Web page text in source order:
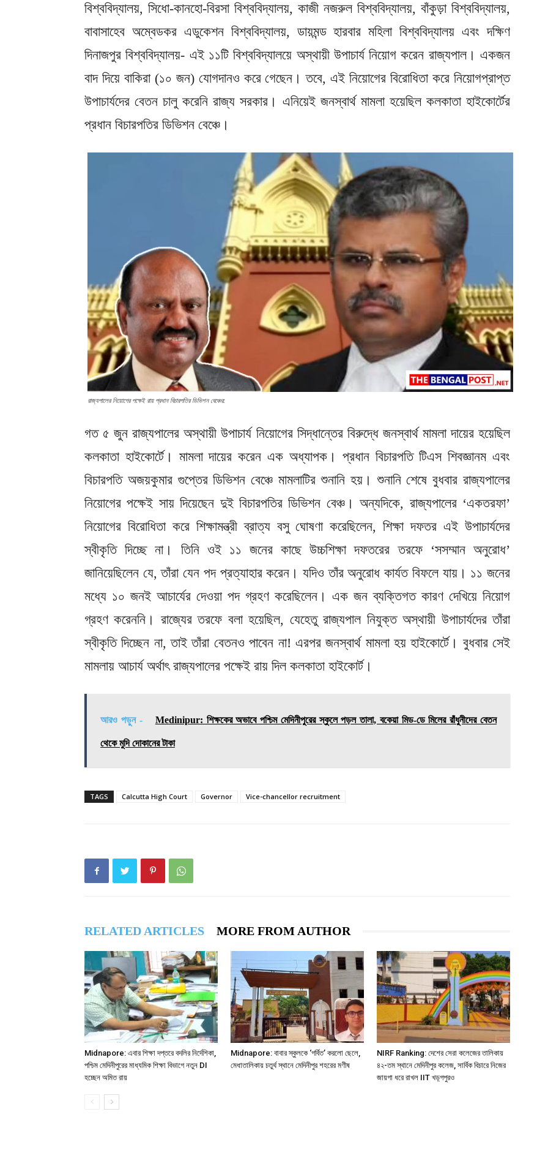
বিশ্ববিদ্যালয়, সিধো-কানহো-বিরসা বিশ্ববিদ্যালয়, কাজী নজরুল বিশ্ববিদ্যালয়, বাঁকুড়া বিশ্ববিদ্যালয়,
বাবাসাহেব অম্বেডকর এডুকেশন বিশ্ববিদ্যালয়, ডায়মন্ড হারবার মহিলা বিশ্ববিদ্যালয় এবং দক্ষিণ
দিনাজপুর বিশ্ববিদ্যালয়- এই ১১টি বিশ্ববিদ্যালয়ে অস্থায়ী উপাচার্য নিয়োগ করেন রাজ্যপাল। একজন
বাদ দিয়ে বাকিরা (১০ জন) যোগদানও করে গেছেন। তবে, এই নিয়োগের বিরোধিতা করে নিয়োগপ্রাপ্ত
উপাচার্যদের বেতন চালু করেনি রাজ্য সরকার। এনিয়েই জনস্বার্থ মামলা হয়েছিল কলকাতা হাইকোর্টের
প্রধান বিচারপতির ডিভিশন বেঞ্চে।
রাজ্যপালের নিয়োগের পক্ষেই রায় প্রধান বিচারপতির ডিভিশন বেঞ্চের:
গত ৫ জুন রাজ্যপালের অস্থায়ী উপাচার্য নিয়োগের সিদ্ধান্তের বিরুদ্ধে জনস্বার্থ মামলা দায়ের হয়েছিল
কলকাতা হাইকোর্টে। মামলা দায়ের করেন এক অধ্যাপক। প্রধান বিচারপতি টিএস শিবজ্ঞানম এবং
বিচারপতি অজয়কুমার গুপ্তের ডিভিশন বেঞ্চে মামলাটির শুনানি হয়। শুনানি শেষে বুধবার রাজ্যপালের
নিয়োগের পক্ষেই সায় দিয়েছেন দুই বিচারপতির ডিভিশন বেঞ্চ। অন্যদিকে, রাজ্যপালের ‘একতরফা’
নিয়োগের বিরোধিতা করে শিক্ষামন্ত্রী ব্রাত্য বসু ঘোষণা করেছিলেন, শিক্ষা দফতর এই উপাচার্যদের
স্বীকৃতি দিচ্ছে না। তিনি ওই ১১ জনের কাছে উচ্চশিক্ষা দফতরের তরফে ‘সসম্মান অনুরোধ’
জানিয়েছিলেন যে, তাঁরা যেন পদ প্রত্যাহার করেন। যদিও তাঁর অনুরোধ কার্যত বিফলে যায়। ১১ জনের
মধ্যে ১০ জনই আচার্যের দেওয়া পদ গ্রহণ করেছিলেন। এক জন ব্যক্তিগত কারণ দেখিয়ে নিয়োগ
গ্রহণ করেননি। রাজ্যের তরফে বলা হয়েছিল, যেহেতু রাজ্যপাল নিযুক্ত অস্থায়ী উপাচার্যদের তাঁরা
স্বীকৃতি দিচ্ছেন না, তাই তাঁরা বেতনও পাবেন না! এরপর জনস্বার্থ মামলা হয় হাইকোর্টে। বুধবার সেই
মামলায় আচার্য অর্থাৎ রাজ্যপালের পক্ষেই রায় দিল কলকাতা হাইকোর্ট।
আরও পড়ুন - Medinipur: শিক্ষকের অভাবে পশ্চিম মেদিনীপুরের স্কুলে পড়ল তালা, বকেয়া মিড-ডে মিলের রাঁধুনীদের বেতন
থেকে মুদি দোকানের টাকা
TAGS Calcutta High Court Governor Vice-chancellor recruitment
RELATED ARTICLES MORE FROM AUTHOR
Midnapore: এবার শিক্ষা দপ্তরে বদলির নির্দেশিকা,
পশ্চিম মেদিনীপুরের মাধ্যমিক শিক্ষা বিভাগে নতুন DI
হচ্ছেন অমিত রায়
Midnapore: বাবার স্কুলকে ‘গর্বিত’ করলো ছেলে,
মেধাতালিকায় চতুর্থ স্থানে মেদিনীপুর শহরের মণীষ
NIRF Ranking: দেশের সেরা কলেজের তালিকায়
৪২-তম স্থানে মেদিনীপুর কলেজ, সার্বিক বিচারে নিজের
জায়গা ধরে রাখল IIT খড়্গপুরও